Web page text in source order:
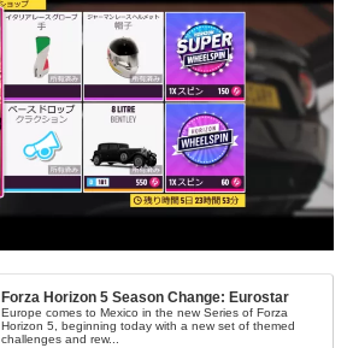
Forza Horizon 5 Season Change: Eurostar
Europe comes to Mexico in the new Series of Forza
Horizon 5, beginning today with a new set of themed
challenges and rew...